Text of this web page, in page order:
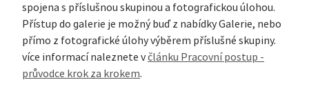
spojena s příslušnou skupinou a fotografickou úlohou.
Přístup do galerie je možný buď z nabídky Galerie, nebo
přímo z fotografické úlohy výběrem příslušné skupiny.
více informací naleznete včlánku Pracovní postup -
průvodce krok za krokem.